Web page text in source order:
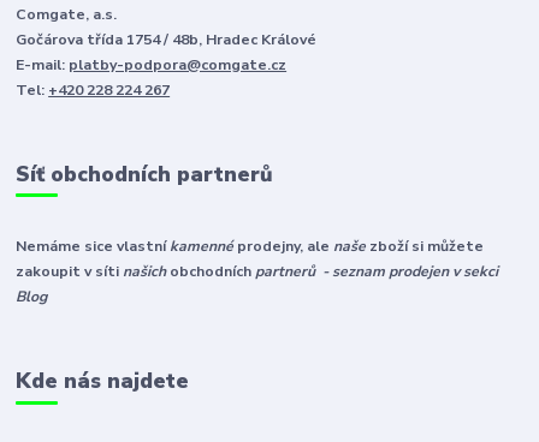
Comgate, a.s.
Gočárova třída 1754 / 48b, Hradec Králové
E-mail: platby-podpora@comgate.cz
Tel: +420 228 224 267
Síť obchodních partnerů
Nemáme sice vlastníkamennéprodejny, ale naše zboží si můžete
zakoupit v síti našichobchodních partnerů - seznam prodejen v sekci
Blog
Kde nás najdete